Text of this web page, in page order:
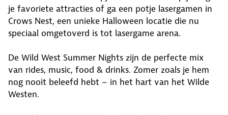
je favoriete attracties of ga een potje lasergamen in
Crows Nest, een unieke Halloween locatie die nu
speciaal omgetoverd is tot lasergame arena.
De Wild West Summer Nights zijn de perfecte mix
van rides, music, food & drinks. Zomer zoals je hem
nog nooit beleefd hebt – in het hart van het Wilde
Westen.